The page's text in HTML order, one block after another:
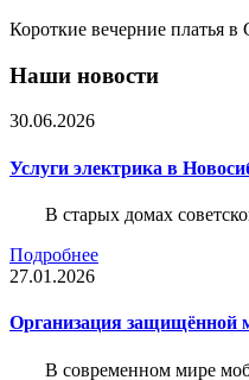
Короткие вечерние платья в
Наши новости
30.06.2026
Услуги электрика в
В старых домах
Подробнее
27.01.2026
Организация защищённой
В современном мире